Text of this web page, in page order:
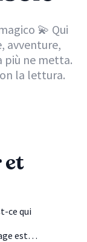
💫 Qui
avventure,
più ne metta.
la lettura.
et
ce qui
est